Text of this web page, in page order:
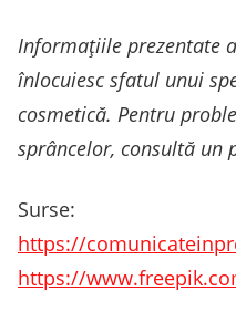
Informațiile prezentate
înlocuiesc sfatul unui
cosmetică. Pentru
sprâncelor, consultă un
Surse:
https://
https://